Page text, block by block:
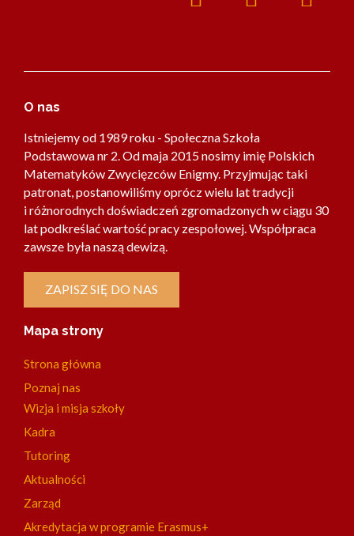
O nas
Istniejemy od 1989 roku - Społeczna Szkoła
Podstawowa nr 2. Od maja 2015 nosimy imię Polskich
Matematyków Zwycięzców Enigmy. Przyjmując taki
patronat, postanowiliśmy oprócz wielu lat tradycji
i różnorodnych doświadczeń zgromadzonych w ciągu 30
lat podkreślać wartość pracy zespołowej. Współpraca
zawsze była naszą dewizą.
ZAPISZ SIĘ DO NAS
Mapa strony
Strona główna
Poznaj nas
Wizja i misja szkoły
Kadra
Tutoring
Aktualności
Zarząd
Akredytacja w programie Erasmus+